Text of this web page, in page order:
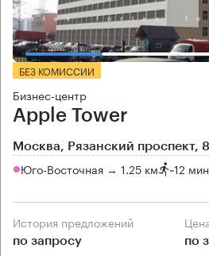
БЕЗ КОМИССИИ
Бизнес-центр
Apple Tower
Москва, Рязанский проспект,
Юго-Восточная → 1.25 км ~12 мин
История предложений
по запросу по